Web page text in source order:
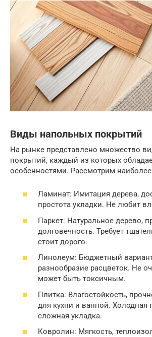
Виды напольных покрытий
На рынке представлено множество
покрытий, каждый из которых
особенностями. Рассмотрим
Ламинат: Имитация дерева,
простота укладки. Не любит
Паркет: Натуральное дерево,
долговечность. Требует
стоит дорого.
Линолеум: Бюджетный
разнообразие расцветок. Не
может быть токсичным.
Плитка: Влагостойкость,
для кухни и ванной. Холодная
сложная укладка.
Ковролин: Мягкость,